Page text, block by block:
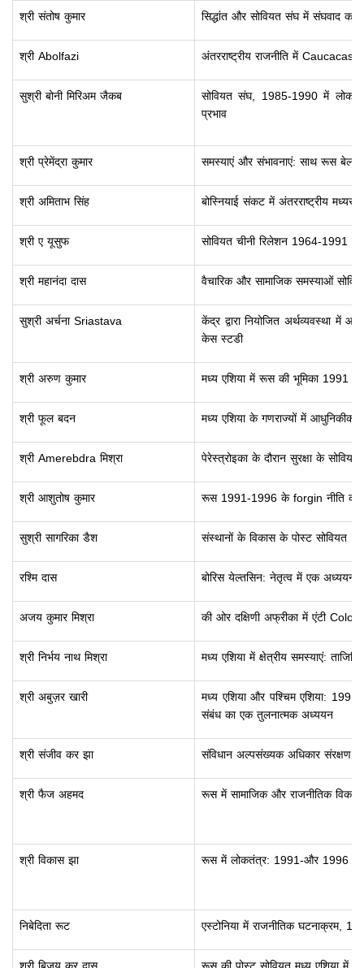
श्री संतोष कुमार सिद्धांत और सोवियत संघ में संघवाद
श्री Abolfazi अंतरराष्ट्रीय राजनीति में
सुश्री बोनी मिरिअम जैकब
सोवियत संघ, 1985-1990 में लोक
प्रभाव
श्री प्रेमेंद्रा कुमार समस्याएं और संभावनाएं: साथ रूस
श्री अमिताभ सिंह बोस्नियाई संकट में अंतरराष्ट्रीय
श्री ए यूसुफ सोवियत चीनी रिलेशन 1964-1991
श्री महानंदा दास वैचारिक और सामाजिक समस्याओं
सुश्री अर्चना Sriastava
केंद्र द्वारा नियोजित अर्थव्यवस्था में
केस स्टडी
श्री अरुण कुमार मध्य एशिया में रूस की भूमिका 1991 के
श्री फूल बदन मध्य एशिया के गणराज्यों में
श्री Amerebdra मिश्रा पेरेस्त्रोइका के दौरान सुरक्षा के
श्री आशुतोष कुमार रूस 1991-1996 के forgin नीति का
सुश्री सागरिका डैश संस्थानों के विकास के पोस्ट सोवियत
रश्मि दास बोरिस येल्तसिन: नेतृत्व में एक अध्ययन
अजय कुमार मिश्रा की ओर दक्षिणी अफ्रीका में एंटी
श्री निर्भय नाथ मिश्रा मध्य एशिया में क्षेत्रीय समस्याएं:
श्री अबुज़र खारी
मध्य एशिया और पश्चिम एशिया:
संबंध का एक तुलनात्मक अध्ययन
श्री संजीव कर झा संविधान अल्पसंख्यक अधिकार संरक्षण और
श्री फैज अहमद रूस में सामाजिक और राजनीतिक
श्री विकास झा रूस में लोकतंत्र: 1991-और 1996 के
निबेदिता रूट एस्टोनिया में राजनीतिक घटनाक्रम,
श्री बिजय कर दास रूस की पोस्ट सोवियत मध्य एशिया में